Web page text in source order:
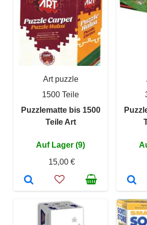
Art puzzle
1500 Teile
Puzzlematte bis 1500
Teile Art
Auf Lager (9)
15,00 €